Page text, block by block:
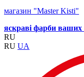
магазин "Master Kisti"
яскраві фарби ваших
RU
RU UA